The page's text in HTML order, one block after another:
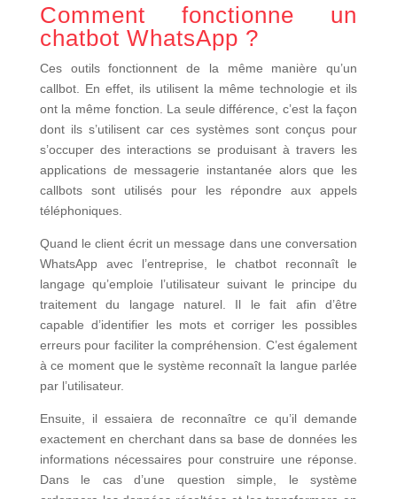
Comment fonctionne un
chatbot WhatsApp ?
Ces outils fonctionnent de la même manière qu’un
callbot. En effet, ils utilisent la même technologie et ils
ont la même fonction. La seule différence, c’est la façon
dont ils s’utilisent car ces systèmes sont conçus pour
s’occuper des interactions se produisant à travers les
applications de messagerie instantanée alors que les
callbots sont utilisés pour les répondre aux appels
téléphoniques.
Quand le client écrit un message dans une conversation
WhatsApp avec l’entreprise, le chatbot reconnaît le
langage qu’emploie l’utilisateur suivant le principe du
traitement du langage naturel. Il le fait afin d’être
capable d’identifier les mots et corriger les possibles
erreurs pour faciliter la compréhension. C’est également
à ce moment que le système reconnaît la langue parlée
par l’utilisateur.
Ensuite, il essaiera de reconnaître ce qu’il demande
exactement en cherchant dans sa base de données les
informations nécessaires pour construire une réponse.
Dans le cas d’une question simple, le système